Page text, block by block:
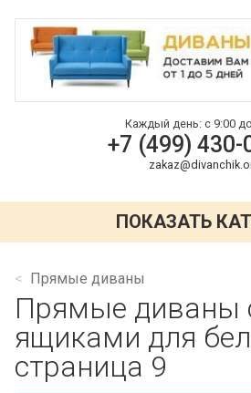
Оплата и
Контакты
Каждый день: с 9:00
+7 (499) 430-
ПОКАЗАТЬ
Прямые диваны
Прямые диваны
ящиками для
страница 9